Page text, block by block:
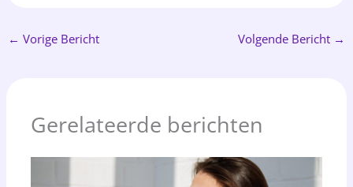
← Vorige Bericht Volgende Bericht →
Gerelateerde berichten